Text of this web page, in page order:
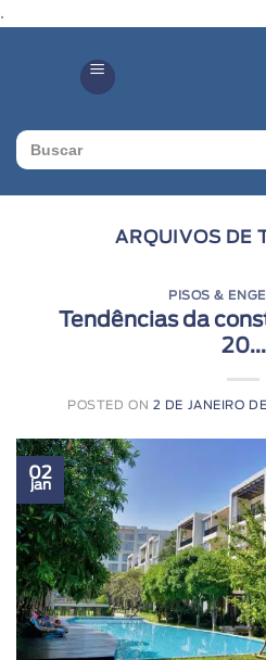
.
Search
for:
ARQUIVOS DE
PISOS &
Tendências da
20...
POSTED ON 2 DE JANEIRO
02
jan